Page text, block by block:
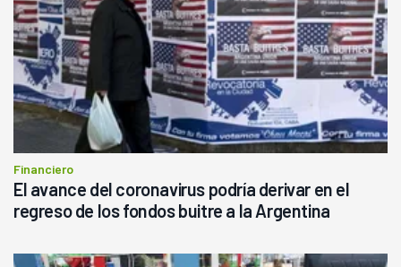
Financiero
El avance del coronavirus podría derivar en el
regreso de los fondos buitre a la Argentina